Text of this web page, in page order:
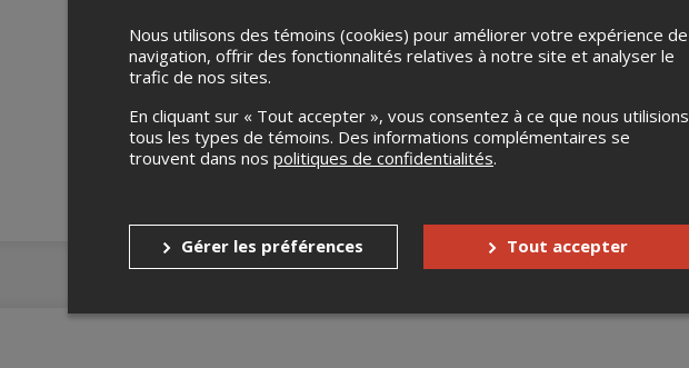
Merci de confirmer que vous n'êtes pas un robot ci-bas.
Nous utilisons des témoins (cookies) pour améliorer votre expérience de
navigation, offrir des fonctionnalités relatives à notre site et analyser le
trafic de nos sites.
En cliquant sur « Tout accepter », vous consentez à ce que nous utilisions
tous les types de témoins. Des informations complémentaires se
trouvent dans nos politiques de confidentialités.
Gérer les préférences Tout accepter